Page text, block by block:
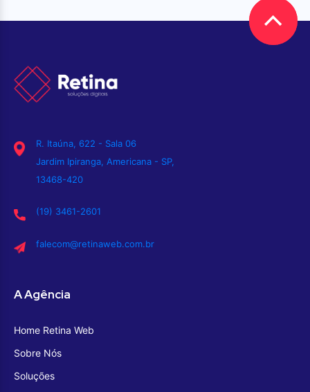
R. Itaúna, 622 - Sala 06
Jardim Ipiranga, Americana - SP,
13468-420
(19) 3461-2601
falecom@retinaweb.com.br
A Agência
Home Retina Web
Sobre Nós
Soluções